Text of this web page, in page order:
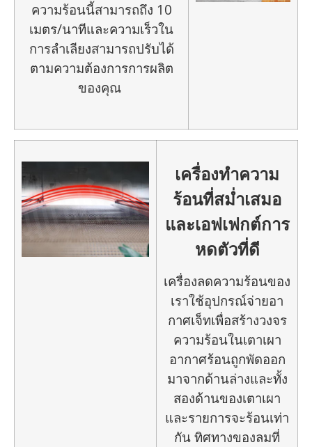
ความร้อนนี้สามารถถึง 10
เมตร/นาทีและความเร็วใน
การลำเลียงสามารถปรับได้
ตามความต้องการการผลิต
ของคุณ
เครื่องทำความ
ร้อนที่สม่ำเสมอ
และเอฟเฟกต์การ
หดตัวที่ดี
เครื่องลดความร้อนของ
เราใช้อุปกรณ์จ่ายอา
กาศเจ็ทเพื่อสร้างวงจร
ความร้อนในเตาเผา
อากาศร้อนถูกพัดออก
มาจากด้านล่างและทั้ง
สองด้านของเตาเผา
และรายการจะร้อนเท่า
กัน ทิศทางของลมที่